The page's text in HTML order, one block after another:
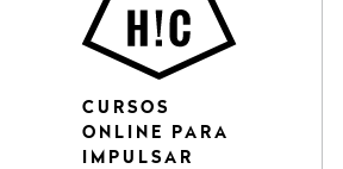
CURSOS
ONLINE PARA
IMPULSAR